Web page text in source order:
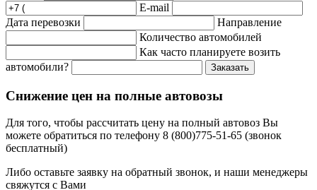
E-mail
Дата перевозки
Направление
Количество автомобилей
Как часто планируете возить
автомобили?
Заказать
Снижение цен на полные автовозы
Для того, чтобы рассчитать цену на полный автовоз Вы
можете обратиться по телефону 8 (800)775-51-65 (звонок
бесплатный)
Либо оставьте заявку на обратный звонок, и наши менеджеры
свяжутся с Вами